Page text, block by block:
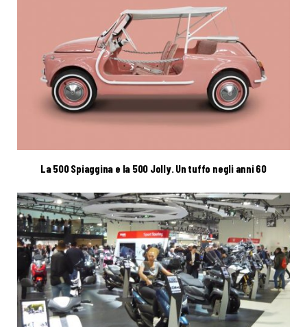
La 500 Spiaggina e la 500 Jolly. Un tuffo negli anni 60